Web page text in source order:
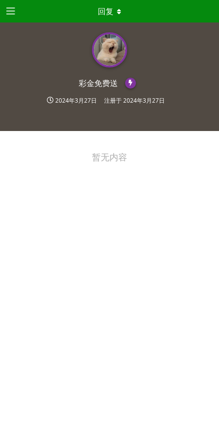
彩金免费送
2024年3月27日 注册于2024年3月27日
回复
暂无内容